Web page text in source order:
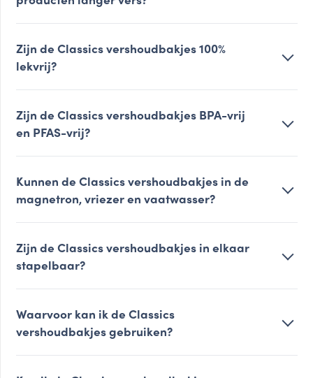
Zijn de Classics vershoudbakjes 100%
lekvrij?
Zijn de Classics vershoudbakjes BPA-vrij
en PFAS-vrij?
Kunnen de Classics vershoudbakjes in de
magnetron, vriezer en vaatwasser?
Zijn de Classics vershoudbakjes in elkaar
stapelbaar?
Waarvoor kan ik de Classics
vershoudbakjes gebruiken?